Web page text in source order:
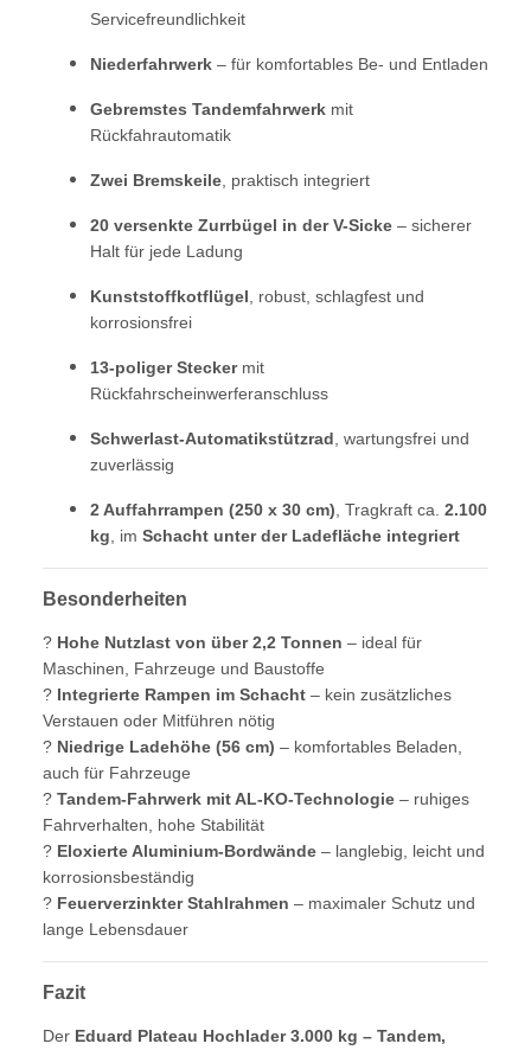
Servicefreundlichkeit
Niederfahrwerk – für komfortables Be- und Entladen
Gebremstes Tandemfahrwerk mit
Rückfahrautomatik
Zwei Bremskeile , praktisch integriert
20 versenkte Zurrbügel in der V-Sicke – sicherer
Halt für jede Ladung
Kunststoffkotflügel , robust, schlagfest und
korrosionsfrei
13-poliger Steckermit
Rückfahrscheinwerferanschluss
Schwerlast-Automatikstützrad , wartungsfrei und
zuverlässig
2 Auffahrrampen (250 x 30 cm) , Tragkraft ca. 2.100
kg , im Schacht unter der Ladefläche integriert
Besonderheiten
? Hohe Nutzlast von über 2,2 Tonnen – ideal für
Maschinen, Fahrzeuge und Baustoffe
? Integrierte Rampen im Schacht – kein zusätzliches
Verstauen oder Mitführen nötig
? Niedrige Ladehöhe (56 cm) – komfortables Beladen,
auch für Fahrzeuge
? Tandem-Fahrwerk mit AL-KO-Technologie – ruhiges
Fahrverhalten, hohe Stabilität
? Eloxierte Aluminium-Bordwände – langlebig, leicht und
korrosionsbeständig
? Feuerverzinkter Stahlrahmen – maximaler Schutz und
lange Lebensdauer
Fazit
Der Eduard Plateau Hochlader 3.000 kg – Tandem,